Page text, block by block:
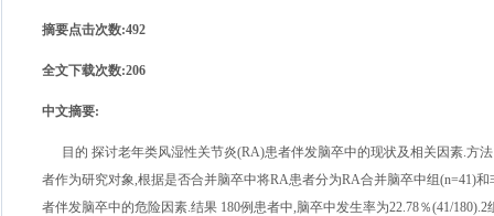
摘要点击次数:492
全文下载次数:206
中文摘要:
目的 探讨老年类风湿性关节炎(RA)患者伴发脑卒中的现状及相关因素.方
者作为研究对象,根据是否合并脑卒中将RA患者分为RA合并脑卒中组(n=41)
者伴发脑卒中的危险因素.结果 180例患者中,脑卒中发生率为22.78％(41/